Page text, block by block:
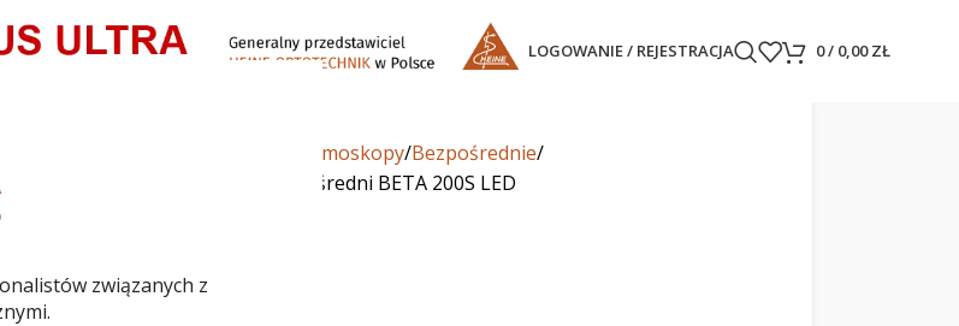
związanych z
LOGOWANIE / REJESTRACJA 0/ 0,00ZŁ
Oftalmoskopy Bezpośrednie
Oftalmoskop bezpośredni BETA 200S LED